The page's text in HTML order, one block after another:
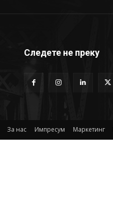
Следете не преку
За нас Импресум Маркетинг